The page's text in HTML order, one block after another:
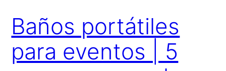
Baños portátiles
para eventos | 5